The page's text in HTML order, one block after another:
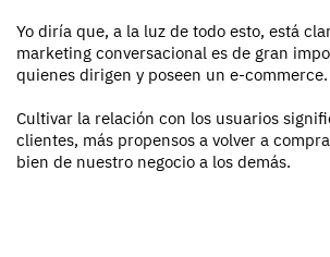
Yo diría que, a la luz de todo esto, está
marketing conversacional es de gran
quienes dirigen y poseen un e-commerce.
Cultivar la relación con los usuarios
clientes, más propensos a volver a
bien de nuestro negocio a los demás.